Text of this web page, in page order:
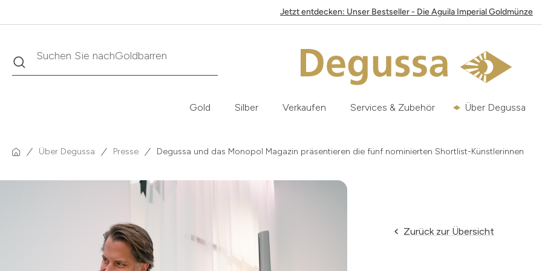
Jetzt entdecken: Unser Bestseller - Die Aguila Imperial Goldmünze
Suche Suchen Sie nachKrügerrand
Gold Silber Verkaufen Services & Zubehör Über Degussa
Über Degussa Presse Degussa und das Monopol Magazin präsentieren die fünf nominierten Shortlist-Künstlerinnen
Zurück zur Übersicht